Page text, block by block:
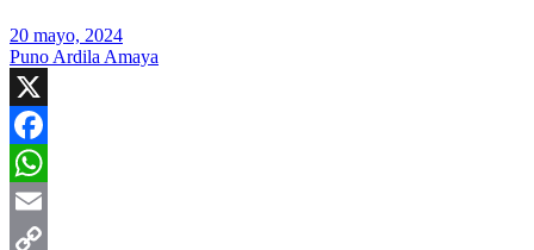
20 mayo, 2024
Puno Ardila Amaya
X
Facebook
WhatsApp
Email